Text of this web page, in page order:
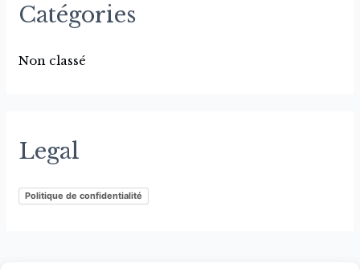
Catégories
Non classé
Legal
Politique de confidentialité